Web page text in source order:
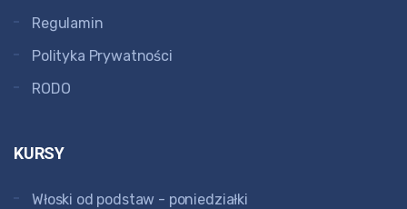
Regulamin
Polityka Prywatności
RODO
KURSY
Włoski od podstaw - poniedziałki